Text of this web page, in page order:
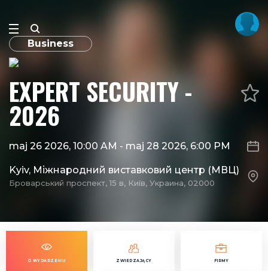
Business
EXPERT SECURITY -
2026
maj 26 2026, 10:00 AM - maj 28 2026, 6:00 PM
Kyiv, Міжнародний виставковий центр (МВЦ)
Броварський проспект, 15 в, Київ, Украина, 02000
O WYDARZENIU ZWIEDZAJĄCY FIRMY